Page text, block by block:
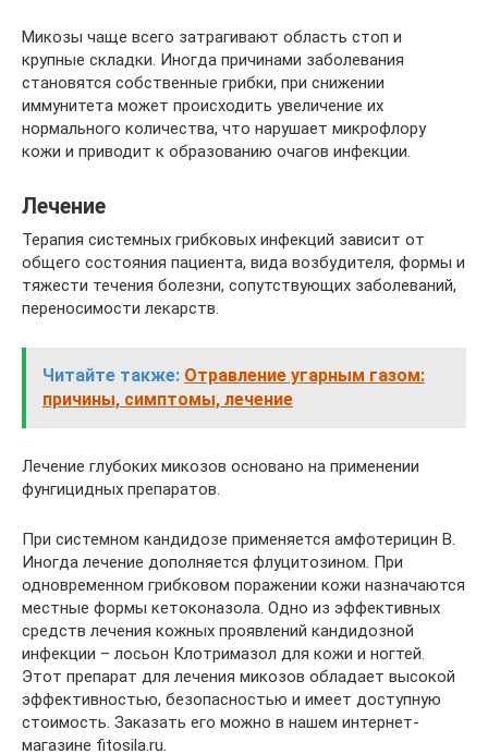
Микозы чаще всего затрагивают область стоп и
крупные складки. Иногда причинами заболевания
становятся собственные грибки, при снижении
иммунитета может происходить увеличение их
нормального количества, что нарушает микрофлору
кожи и приводит к образованию очагов инфекции.
Лечение
Терапия системных грибковых инфекций зависит от
общего состояния пациента, вида возбудителя, формы и
тяжести течения болезни, сопутствующих заболеваний,
переносимости лекарств.
Читайте также: Отравление угарным газом:
причины, симптомы, лечение
Лечение глубоких микозов основано на применении
фунгицидных препаратов.
При системном кандидозе применяется амфотерицин В.
Иногда лечение дополняется флуцитозином. При
одновременном грибковом поражении кожи назначаются
местные формы кетоконазола. Одно из эффективных
средств лечения кожных проявлений кандидозной
инфекции – лосьон Клотримазол для кожи и ногтей.
Этот препарат для лечения микозов обладает высокой
эффективностью, безопасностью и имеет доступную
стоимость. Заказать его можно в нашем интернет-
магазине fitosila.ru.